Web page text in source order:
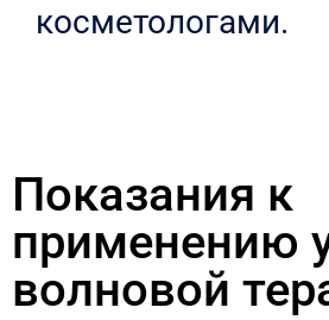
косметологами.
Показания к
применению
волновой